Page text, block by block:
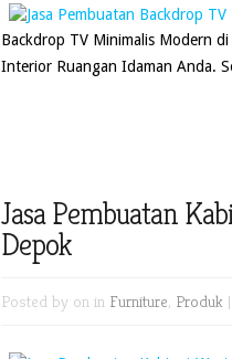
Backdrop TV Minimalis Modern
Interior Ruangan Idaman Anda.
Jasa Pembuatan
Depok
Posted by on in Furniture, Produk |